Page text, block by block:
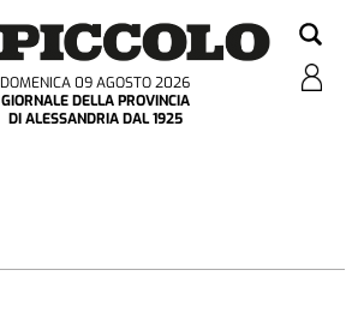
DOMENICA 09 AGOSTO 2026
GIORNALE DELLA PROVINCIA
DI ALESSANDRIA DAL 1925